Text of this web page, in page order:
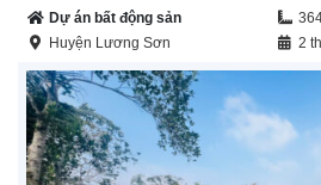
Dự án bất động sản
Huyện Lương Sơn 2